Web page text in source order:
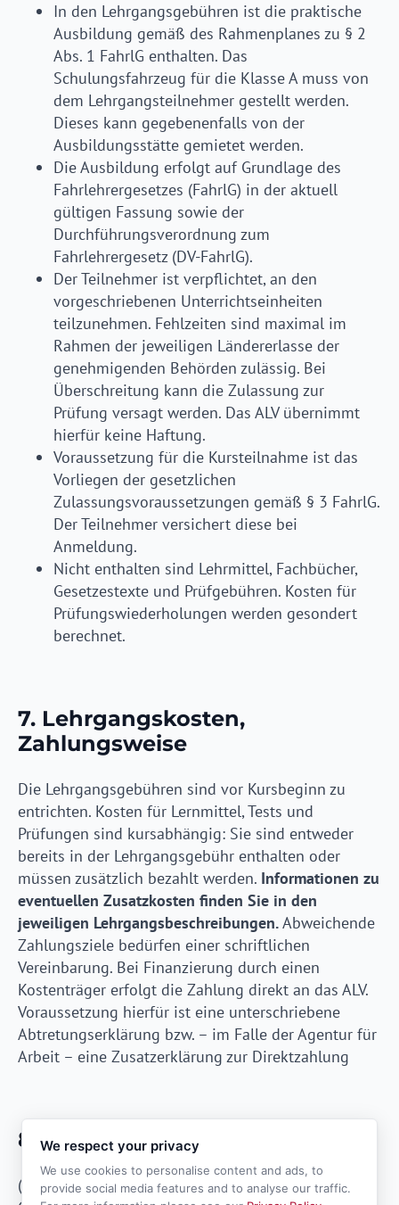
In den Lehrgangsgebühren ist die praktische
Ausbildung gemäß des Rahmenplanes zu § 2
Abs. 1 FahrlG enthalten. Das
Schulungsfahrzeug für die Klasse A muss von
dem Lehrgangsteilnehmer gestellt werden.
Dieses kann gegebenenfalls von der
Ausbildungsstätte gemietet werden.
Die Ausbildung erfolgt auf Grundlage des
Fahrlehrergesetzes (FahrlG) in der aktuell
gültigen Fassung sowie der
Durchführungsverordnung zum
Fahrlehrergesetz (DV-FahrlG).
Der Teilnehmer ist verpflichtet, an den
vorgeschriebenen Unterrichtseinheiten
teilzunehmen. Fehlzeiten sind maximal im
Rahmen der jeweiligen Ländererlasse der
genehmigenden Behörden zulässig. Bei
Überschreitung kann die Zulassung zur
Prüfung versagt werden. Das ALV übernimmt
hierfür keine Haftung.
Voraussetzung für die Kursteilnahme ist das
Vorliegen der gesetzlichen
Zulassungsvoraussetzungen gemäß § 3 FahrlG.
Der Teilnehmer versichert diese bei
Anmeldung.
Nicht enthalten sind Lehrmittel, Fachbücher,
Gesetzestexte und Prüfgebühren. Kosten für
Prüfungswiederholungen werden gesondert
berechnet.
7. Lehrgangskosten,
Zahlungsweise
Die Lehrgangsgebühren sind vor Kursbeginn zu
entrichten. Kosten für Lernmittel, Tests und
Prüfungen sind kursabhängig: Sie sind entweder
bereits in der Lehrgangsgebühr enthalten oder
müssen zusätzlich bezahlt werden. Informationen zu
eventuellen Zusatzkosten finden Sie in den
jeweiligen Lehrgangsbeschreibungen.Abweichende
Zahlungsziele bedürfen einer schriftlichen
Vereinbarung. Bei Finanzierung durch einen
Kostenträger erfolgt die Zahlung direkt an das ALV.
Voraussetzung hierfür ist eine unterschriebene
Abtretungserklärung bzw. – im Falle der Agentur für
Arbeit – eine Zusatzerklärung zur Direktzahlung
8. Haftung des ALV
(1) Das ALV haftet für Schäden an Leben, Körper und
We respect your privacy
We use cookies to personalise content and ads, to
provide social media features and to analyse our traffic.